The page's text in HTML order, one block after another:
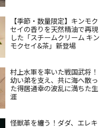
【季節・数量限定】キンモク
セイの香りを天然精油で再現
した「スチームクリーム キン
モクセイ&茶」新登場
村上水軍を率いた戦国武将！
幼い弟を支え、共に海へ散っ
た得居通幸の波乱に満ちた生
涯
怪獣革を纏う！ダダ、エレキ